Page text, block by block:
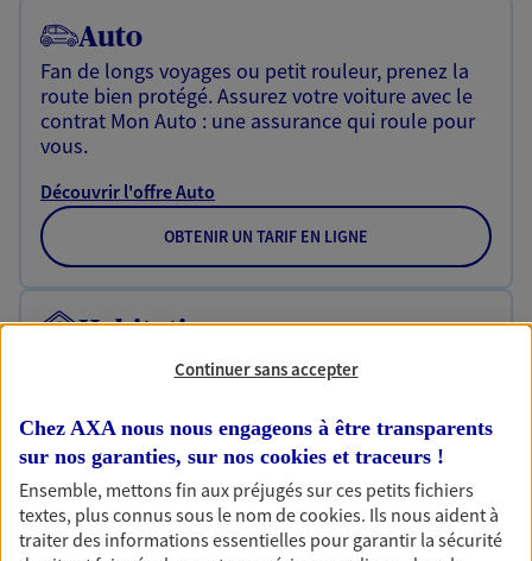
Auto
Fan de longs voyages ou petit rouleur, prenez la
route bien protégé. Assurez votre voiture avec le
contrat Mon Auto : une assurance qui roule pour
vous.
Découvrir l'offre Auto
OBTENIR UN TARIF EN LIGNE
Habitation
Votre logement est unique, comme vous. Le
contrat Ma Maison assure votre sérénité en
protégeant ce qui vous tient à coeur.
Découvrir l'offre Habitation
OBTENIR UN TARIF EN LIGNE
Continuer sans accepter
Chez AXA nous nous engageons à être transparents
sur nos garanties, sur nos cookies et traceurs !
Ensemble, mettons fin aux préjugés sur ces petits fichiers
textes, plus connus sous le nom decookies. Ils nous aident à
traiter des informations essentielles pour garantir la sécurité